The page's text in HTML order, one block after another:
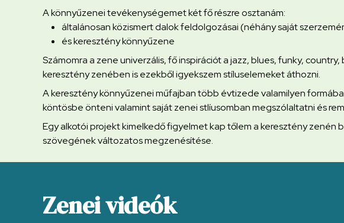
A könnyűzenei tevékenységemet két fő részre osztanám:
általánosan közismert dalok feldolgozásai (néhány saját
és keresztény könnyűzene
Számomra a zene univerzális, fő inspirációt a jazz, blues, funky,
keresztény zenében is ezekből igyekszem stíluselemeket áthozni.
A keresztény könnyűzenei műfajban több évtizede valamilyen
köntösbe önteni valamint saját zenei stlíusomban megszólaltatni és
Egy alkotói projekt kimelkedő figyelmet kap tőlem a keresztény zenén
szövegének változatos megzenésítése.
Zenei videók